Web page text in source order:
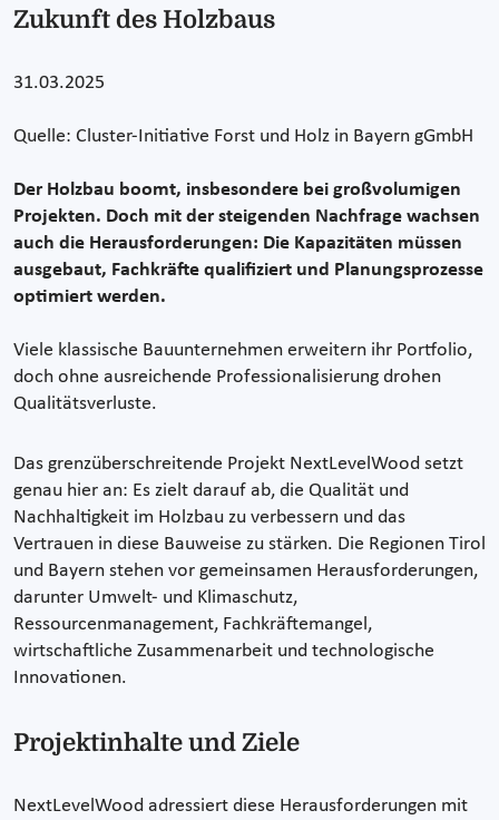
Zukunft des Holzbaus
31.03.2025
Quelle: Cluster-Initiative Forst und Holz in Bayern gGmbH
Der Holzbau boomt, insbesondere bei großvolumigen
Projekten. Doch mit der steigenden Nachfrage wachsen
auch die Herausforderungen: Die Kapazitäten müssen
ausgebaut, Fachkräfte qualifiziert und Planungsprozesse
optimiert werden.
Viele klassische Bauunternehmen erweitern ihr Portfolio,
doch ohne ausreichende Professionalisierung drohen
Qualitätsverluste.
Das grenzüberschreitende Projekt NextLevelWood setzt
genau hier an: Es zielt darauf ab, die Qualität und
Nachhaltigkeit im Holzbau zu verbessern und das
Vertrauen in diese Bauweise zu stärken. Die Regionen Tirol
und Bayern stehen vor gemeinsamen Herausforderungen,
darunter Umwelt- und Klimaschutz,
Ressourcenmanagement, Fachkräftemangel,
wirtschaftliche Zusammenarbeit und technologische
Innovationen.
Projektinhalte und Ziele
NextLevelWood adressiert diese Herausforderungen mit